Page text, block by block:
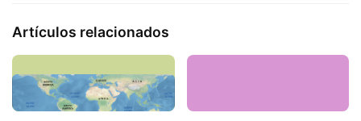
Artículos relacionados